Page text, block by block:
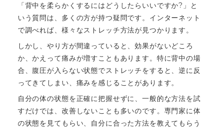
「背中を柔らかくするにはどうしたらいいですか?」と
いう質問は、多くの方が持つ疑問です。インターネット
で調べれば、様々なストレッチ方法が見つかります。
しかし、やり方が間違っていると、効果がないどころ
か、かえって痛みが増すこともあります。特に背中の場
合、腹圧が入らない状態でストレッチをすると、逆に反
ってきてしまい、痛みを感じることがあります。
自分の体の状態を正確に把握せずに、一般的な方法を試
すだけでは、改善しないことも多いのです。専門家に体
の状態を見てもらい、自分に合った方法を教えてもらう